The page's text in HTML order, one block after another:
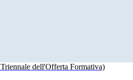
dell'Offerta Formativa)